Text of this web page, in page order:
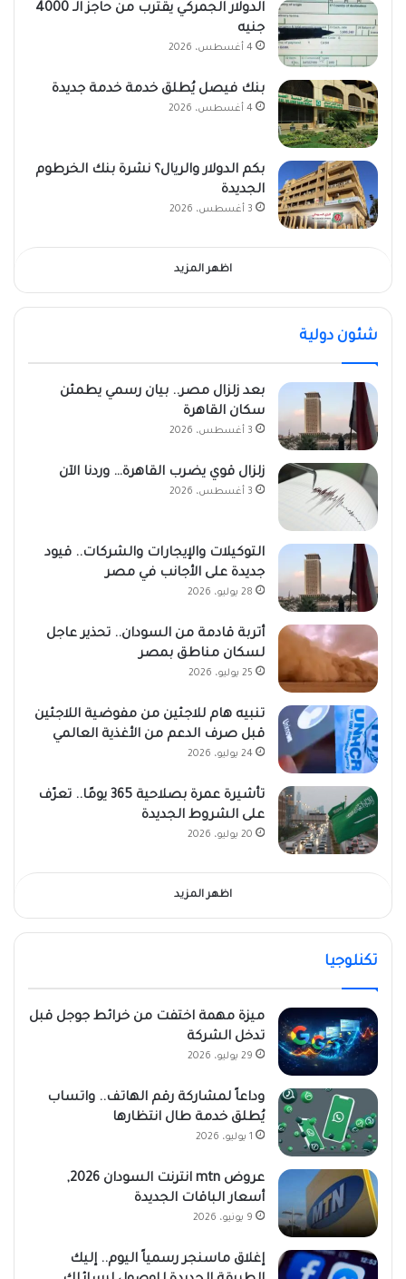
الدولار الجمركي يقترب من حاجز الـ 4000
جنيه
4 أغسطس، 2026
بنك فيصل يُطلق خدمة خدمة جديدة
4 أغسطس، 2026
بكم الدولار والريال؟ نشرة بنك الخرطوم
الجديدة
3 أغسطس، 2026
اظهر المزيد
شئون دولية
بعد زلزال مصر.. بيان رسمي يطمئن
سكان القاهرة
3 أغسطس، 2026
زلزال قوي يضرب القاهرة… وردنا الآن
3 أغسطس، 2026
التوكيلات والإيجارات والشركات.. قيود
جديدة على الأجانب في مصر
28 يوليو، 2026
أتربة قادمة من السودان.. تحذير عاجل
لسكان مناطق بمصر
25 يوليو، 2026
تنبيه هام للاجئين من مفوضية اللاجئين
قبل صرف الدعم من الأغذية العالمي
24 يوليو، 2026
تأشيرة عمرة بصلاحية 365 يومًا.. تعرّف
على الشروط الجديدة
20 يوليو، 2026
اظهر المزيد
تكنلوجيا
ميزة مهمة اختفت من خرائط جوجل قبل
تدخل الشركة
29 يوليو، 2026
وداعاً لمشاركة رقم الهاتف.. واتساب
يُطلق خدمة طال انتظارها
1 يوليو، 2026
عروض mtn انترنت السودان 2026,
أسعار الباقات الجديدة
9 يونيو، 2026
إغلاق ماسنجر رسمياً اليوم.. إليك